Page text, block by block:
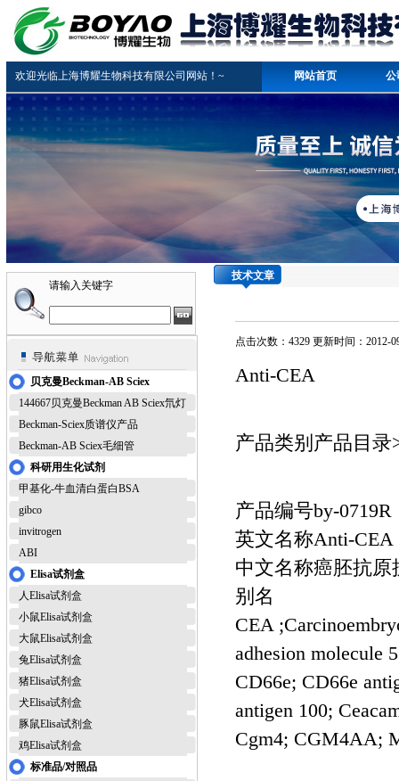
欢迎光临上海博耀生物科技有限公司网站！~ 网站首页 公
请输入关键字
贝克曼Beckman-AB Sciex
144667贝克曼Beckman AB Sciex氘灯
Beckman-Sciex质谱仪产品
Beckman-AB Sciex毛细管
科研用生化试剂
甲基化-牛血清白蛋白BSA
gibco
invitrogen
ABI
Elisa试剂盒
人Elisa试剂盒
小鼠Elisa试剂盒
大鼠Elisa试剂盒
兔Elisa试剂盒
猪Elisa试剂盒
犬Elisa试剂盒
豚鼠Elisa试剂盒
鸡Elisa试剂盒
标准品/对照品
技术文章
点击次数：4329 更新时间：2012-
Anti-CEA
产品类别产品目录
产品编号by-0719R
英文名称Anti-CEA
中文名称癌胚抗原
别名
CEA
adhesion molecule
CD66e; CD66e
antigen 100;
Cgm4; CGM4AA;